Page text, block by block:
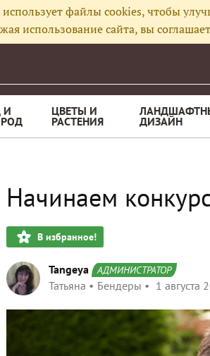
файлы cookies, чтобы
использование сайта, вы
И ЦВЕТЫ И
РАСТЕНИЯ ДИЗАЙН
Начинаем
В избранное!
Tangeya АДМИНИСТРАТОР
Татьяна Бендеры 1 августа